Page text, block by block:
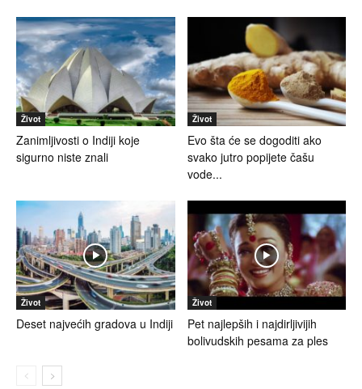
Život
Zanimljivosti o Indiji koje
sigurno niste znali
Život
Evo šta će se dogoditi ako
svako jutro popijete čašu
vode...
Život
Deset najvećih gradova u Indiji
Život
Pet najlepših i najdirljivijih
bolivudskih pesama za ples